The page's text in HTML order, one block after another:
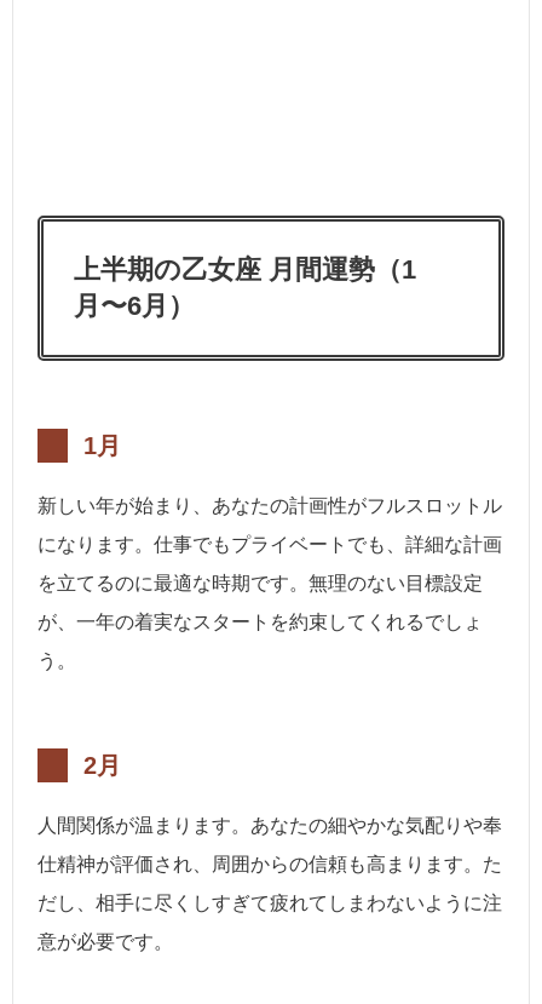
上半期の乙女座 月間運勢（1
月〜6月）
1月
新しい年が始まり、あなたの計画性がフルスロットル
になります。仕事でもプライベートでも、詳細な計画
を立てるのに最適な時期です。無理のない目標設定
が、一年の着実なスタートを約束してくれるでしょ
う。
2月
人間関係が温まります。あなたの細やかな気配りや奉
仕精神が評価され、周囲からの信頼も高まります。た
だし、相手に尽くしすぎて疲れてしまわないように注
意が必要です。